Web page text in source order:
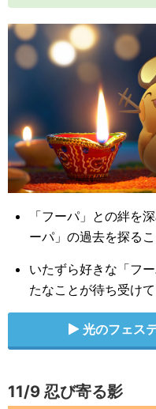
タマタマ
キリンリキ バネブー
あく・ゴーストタイ
と遭遇！恐ろしく、
ったとのこと！
博士はその時、「フ
ンであることを思い
について詳しく調査
ハロウィン パート
「フーパ」との絆を
ーパ」の過去を探る
いたずら好きな「フ
たなことが待ち受け
光のフェス
11/9 忍び寄る影